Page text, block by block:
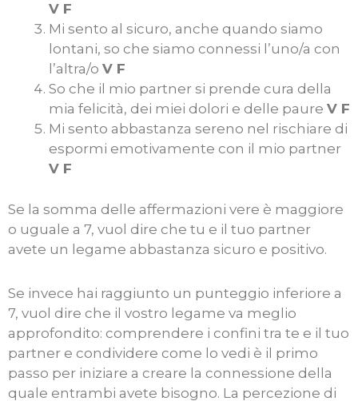
V F
Mi sento al sicuro, anche quando siamo
lontani, so che siamo connessi l’uno/a con
l’altra/o V F
So che il mio partner si prende cura della
mia felicità, dei miei dolori e delle paure V F
Mi sento abbastanza sereno nel rischiare di
espormi emotivamente con il mio partner
V F
Se la somma delle affermazioni vere è maggiore
o uguale a 7, vuol dire che tu e il tuo partner
avete un legame abbastanza sicuro e positivo.
Se invece hai raggiunto un punteggio inferiore a
7, vuol dire che il vostro legame va meglio
approfondito: comprendere i confini tra te e il tuo
partner e condividere come lo vedi è il primo
passo per iniziare a creare la connessione della
quale entrambi avete bisogno. La percezione di